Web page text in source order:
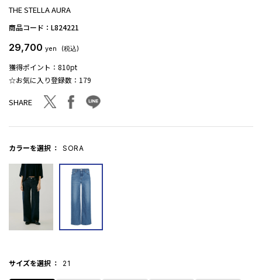
THE STELLA AURA
商品コード： L824221
29,700 yen (税込)
獲得ポイント： 810pt
☆お気に入り登録数： 179
SHARE twitterfacebookline
カラーを選択 SORA
サイズを選択 21